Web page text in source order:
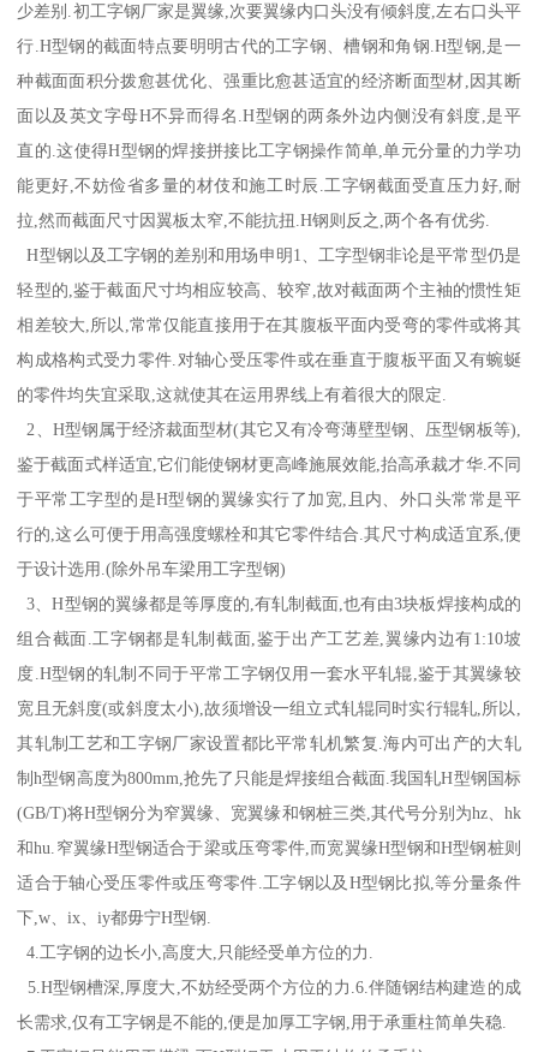
少差别.初工字钢厂家是翼缘,次要翼缘内口头没有倾斜度,左右口头平
行.H型钢的截面特点要明明古代的工字钢、槽钢和角钢.H型钢,是一
种截面面积分拨愈甚优化、强重比愈甚适宜的经济断面型材,因其断
面以及英文字母H不异而得名.H型钢的两条外边内侧没有斜度,是平
直的.这使得H型钢的焊接拼接比工字钢操作简单,单元分量的力学功
能更好,不妨俭省多量的材伎和施工时辰.工字钢截面受直压力好,耐
拉,然而截面尺寸因翼板太窄,不能抗扭.H钢则反之,两个各有优劣.
H型钢以及工字钢的差别和用场申明1、工字型钢非论是平常型仍是
轻型的,鉴于截面尺寸均相应较高、较窄,故对截面两个主袖的惯性矩
相差较大,所以,常常仅能直接用于在其腹板平面内受弯的零件或将其
构成格构式受力零件.对轴心受压零件或在垂直于腹板平面又有蜿蜒
的零件均失宜采取,这就使其在运用界线上有着很大的限定.
2、H型钢属于经济裁面型材(其它又有冷弯薄壁型钢、压型钢板等),
鉴于截面式样适宜,它们能使钢材更高峰施展效能,抬高承裁才华.不同
于平常工字型的是H型钢的翼缘实行了加宽,且内、外口头常常是平
行的,这么可便于用高强度螺栓和其它零件结合.其尺寸构成适宜系,便
于设计选用.(除外吊车梁用工字型钢)
3、H型钢的翼缘都是等厚度的,有轧制截面,也有由3块板焊接构成的
组合截面.工字钢都是轧制截面,鉴于出产工艺差,翼缘内边有1:10坡
度.H型钢的轧制不同于平常工字钢仅用一套水平轧辊,鉴于其翼缘较
宽且无斜度(或斜度太小),故须增设一组立式轧辊同时实行辊轧,所以,
其轧制工艺和工字钢厂家设置都比平常轧机繁复.海内可出产的大轧
制h型钢高度为800mm,抢先了只能是焊接组合截面.我国轧H型钢国标
(GB/T)将H型钢分为窄翼缘、宽翼缘和钢桩三类,其代号分别为hz、hk
和hu.窄翼缘H型钢适合于梁或压弯零件,而宽翼缘H型钢和H型钢桩则
适合于轴心受压零件或压弯零件.工字钢以及H型钢比拟,等分量条件
下,w、ix、iy都毋宁H型钢.
4.工字钢的边长小,高度大,只能经受单方位的力.
5.H型钢槽深,厚度大,不妨经受两个方位的力.6.伴随钢结构建造的成
长需求,仅有工字钢是不能的,便是加厚工字钢,用于承重柱简单失稳.